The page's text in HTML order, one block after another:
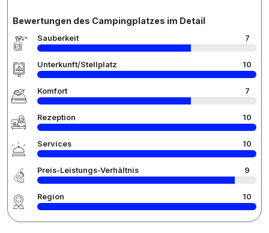
Bewertungen des Campingplatzes im Detail
Sauberkeit 7
Unterkunft/Stellplatz 10
Komfort 7
Rezeption 10
Services 10
Preis-Leistungs-Verhältnis 9
Region 10